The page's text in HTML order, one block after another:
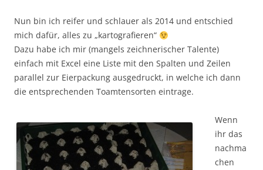
Nun bin ich reifer und schlauer als 2014 und entschied
mich dafür, alles zu „kartografieren“
Dazu habe ich mir (mangels zeichnerischer Talente)
einfach mit Excel eine Liste mit den Spalten und Zeilen
parallel zur Eierpackung ausgedruckt, in welche ich dann
die entsprechenden Toamtensorten eintrage.
Wenn
ihr das
nachma
chen